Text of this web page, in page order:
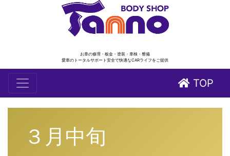
お車の修理・板金・塗装・車検・整備
愛車のトータルサポート安全で快適なCARライフをご提供
TOP
３月中旬